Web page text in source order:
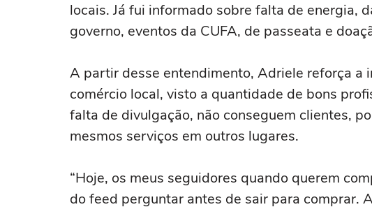
locais. Já fui informado sobre falta de energia,
governo, eventos da CUFA, de passeata e
A partir desse entendimento, Adriele reforça a
comércio local, visto a quantidade de bons
falta de divulgação, não conseguem clientes,
mesmos serviços em outros lugares.
“Hoje, os meus seguidores quando querem
do feed perguntar antes de sair para comprar.